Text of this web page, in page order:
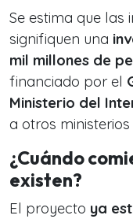
Se estima que las
signifiquen una
mil millones de
financiado por el
Ministerio del
a otros
¿Cuándo
existen?
El proyecto ya